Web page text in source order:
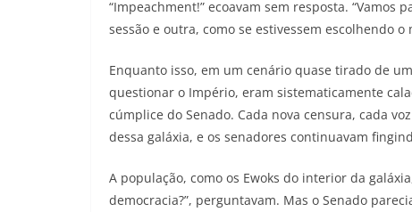
“Impeachment!” ecoavam sem resposta.
sessão e outra, como se estivessem escolhendo
Enquanto isso, em um cenário quase tirado de
questionar o Império, eram sistematicamente
cúmplice do Senado. Cada nova censura, cada
dessa galáxia, e os senadores continuavam
A população, como os Ewoks do interior da
democracia?”, perguntavam. Mas o Senado